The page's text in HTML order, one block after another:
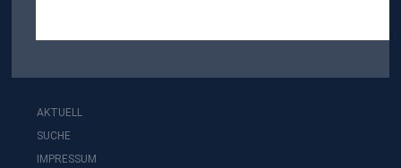
AKTUELL
SUCHE
IMPRESSUM